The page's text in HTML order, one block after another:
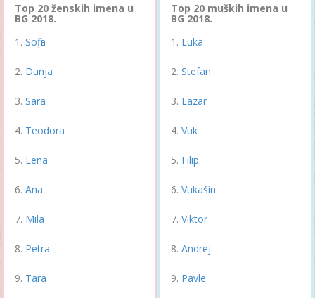
Top 20 ženskih imena u
BG 2018.
Sofija
Dunja
Sara
Teodora
Lena
Ana
Mila
Petra
Tara
Top 20 muških imena u
BG 2018.
Luka
Stefan
Lazar
Vuk
Filip
Vukašin
Viktor
Andrej
Pavle